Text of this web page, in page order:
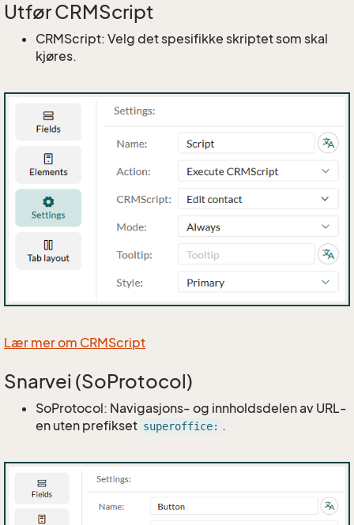
Utfør CRMScript
CRMScript: Velg det spesifikke skriptet som skal
kjøres.
Lær mer om CRMScript
Snarvei (SoProtocol)
SoProtocol: Navigasjons- og innholdsdelen av URL-
en uten prefikset superoffice: .